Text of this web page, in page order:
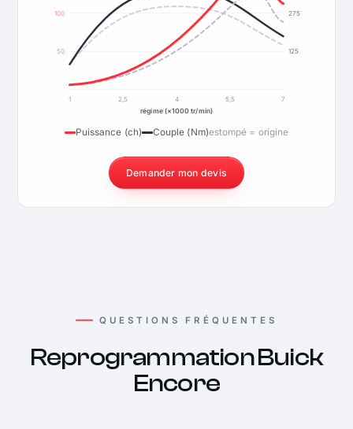
50
100
125
275
1 2,5 4 5,5
7
régime (×1000 tr/min)
Puissance (ch) Couple (Nm)estompé = origine
Demander mon devis
QUESTIONS FRÉQUENTES
Reprogrammation Buick
Encore